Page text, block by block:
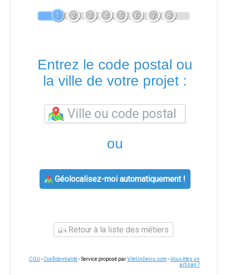
1 2 3 4 5 6 7 8
Entrez le code postal ou
la ville de votre projet :
ou
Géolocalisez-moi automatiquement !
Retour à la liste des métiers
CGU - Confidentialité- Service proposé parViteUnDevis.com -Vous êtes un
artisan ?